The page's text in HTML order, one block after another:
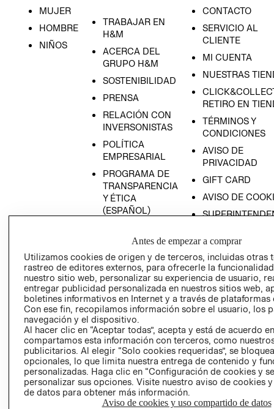
MUJER
HOMBRE
NIÑOS
TRABAJAR EN
H&M
ACERCA DEL
GRUPO H&M
SOSTENIBILIDAD
PRENSA
RELACIÓN CON
INVERSONISTAS
POLÍTICA
EMPRESARIAL
PROGRAMA DE
TRANSPARENCIA
Y ÉTICA
(ESPAÑOL)
TRANSPARENCIA
Y ÉTICA (INGLÉS)
CONTACTO
SERVICIO AL
CLIENTE
MI CUENTA
NUESTRAS
RETIRO EN
TÉRMINOS Y
CONDICIONES
AVISO DE
PRIVACIDAD
GIFT CARD
AVISO DE
COMERCIO - SIC
PETICIONES
QUEJAS Y
RECLAMOS
Colombia ($)
CAMBIAR REGIÓN
Antes de empezar a comprar
Utilizamos cookies de origen y de terceros, incluidas otras
rastreo de editores externos, para ofrecerle la
nuestro sitio web, personalizar su experiencia de usuario,
entregar publicidad personalizada en nuestros sitios web,
boletines informativos en Internet y a través de plataformas
Con ese fin, recopilamos información sobre el usuario, los
navegación y el dispositivo.
Al hacer clic en “Aceptar todas”, acepta y está de acuerdo
compartamos esta información con terceros, como
publicitarios. Al elegir “Solo cookies requeridas”, se
opcionales, lo que limita nuestra entrega de contenido y
personalizadas. Haga clic en “Configuración de cookies y
personalizar sus opciones. Visite nuestro aviso de cookies
de datos para obtener más información.
Aviso de cookies y uso compartido de datos